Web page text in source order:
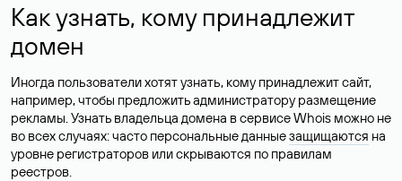
Как узнать, кому принадлежит
домен
Иногда пользователи хотят узнать, кому принадлежит сайт,
например, чтобы предложить администратору размещение
рекламы. Узнать владельца домена в сервисе Whois можно не
во всех случаях: часто персональные данныезащищаются на
уровне регистраторов или скрываются по правилам
реестров.